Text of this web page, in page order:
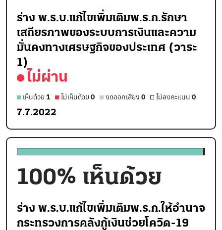
ร่าง พ.ร.บ.แก้ไขเพิ่มเติมพ.ร.ก.รักษา
เสถียรภาพของระบบการเงินและความ
มั่นคงทางเศรษฐกิจของประเทศ (วาระ
1)
ไม่ผ่าน
เห็นด้วย 1 ไม่เห็นด้วย 0 งดออกเสียง 0 ไม่ลงคะแนน 0
7.7.2022
100% เห็นด้วย
ร่าง พ.ร.บ.แก้ไขเพิ่มเติมพ.ร.ก.ให้อำนาจ
กระทรวงการคลังกู้เงินช่วยโควิด-19